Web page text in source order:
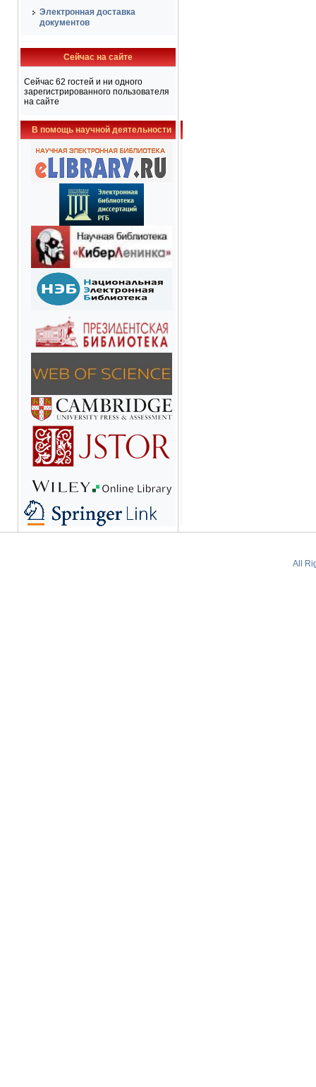
Электронная доставка
документов
Сейчас на сайте
Сейчас 62 гостей и ни одного
зарегистрированного пользователя
на сайте
В помощь научной деятельности
All